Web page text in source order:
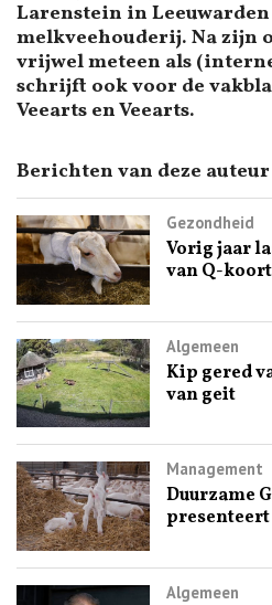
Larenstein in Leeuwarden
melkveehouderij. Na zijn
vrijwel meteen als
schrijft ook voor de
Veearts en Veearts.
Berichten van deze auteur
Gezondheid
Vorig jaar
van Q-
Algemeen
Kip gered
van geit
Management
Duurzame
presenteert
Algemeen